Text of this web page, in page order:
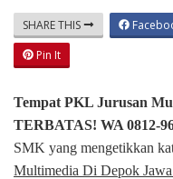
SHARE THIS
Pin It
Tempat PKL Jurusan
TERBATAS! WA 0812-
SMK yang mengetikkan
Multimedia Di Depok